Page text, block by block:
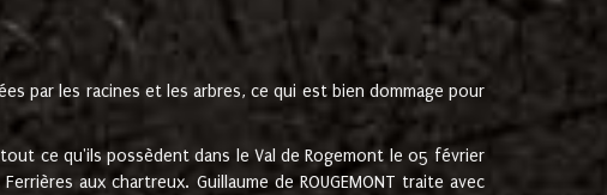
par les racines et les arbres, ce qui est bien dommage pour
tout ce qu'ils possèdent dans le Val de Rogemont le 05 février
aux chartreux. Guillaume de ROUGEMONT traite avec